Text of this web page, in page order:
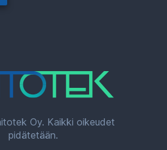
Oy. Kaikki oikeudet
pidätetään.